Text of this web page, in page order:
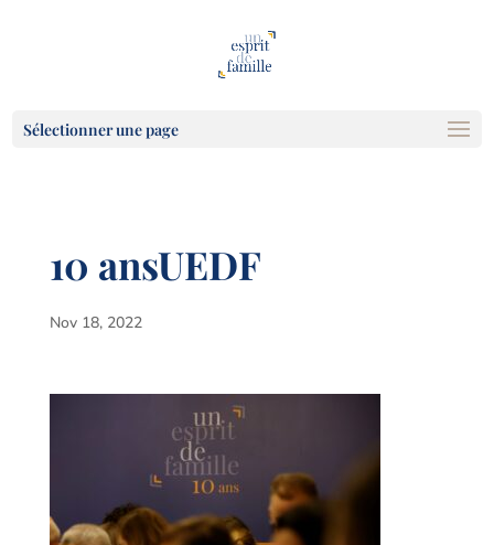
Sélectionner une page
10 ansUEDF
Nov 18, 2022